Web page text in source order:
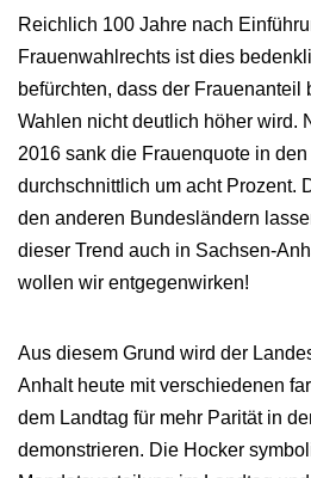
Reichlich 100 Jahre nach
Frauenwahlrechts ist dies
befürchten, dass der Frauenanteil
Wahlen nicht deutlich höher wird.
2016 sank die Frauenquote in
durchschnittlich um acht Prozent.
den anderen Bundesländern
dieser Trend auch in Sachsen-
wollen wir entgegenwirken!
Aus diesem Grund wird der
Anhalt heute mit verschiedenen
dem Landtag für mehr Parität in
demonstrieren. Die Hocker